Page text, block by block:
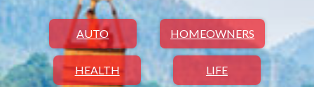
AUTO HOMEOWNERS
HEALTH LIFE